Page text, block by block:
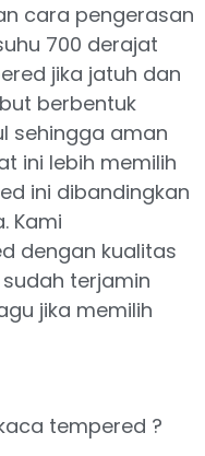
cara pengerasan
700 derajat
jika jatuh dan
berbentuk
sehingga aman
ini lebih memilih
ini dibandingkan
Kami
dengan kualitas
terjamin
jika memilih
tempered ?